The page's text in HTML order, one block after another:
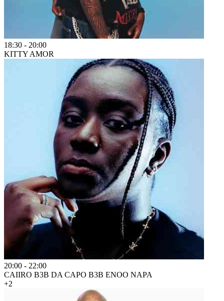
18:30 - 20:00
KITTY AMOR
20:00 - 22:00
CAIIRO B3B DA CAPO B3B ENOO NAPA
+2